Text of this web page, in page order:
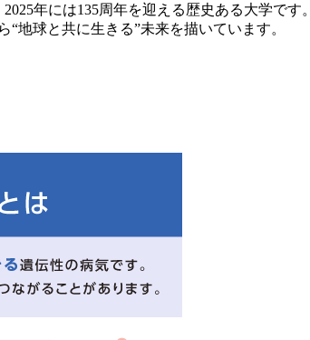
年には135周年を迎える歴史ある大学です。
地球と共に生きる”未来を描いています。